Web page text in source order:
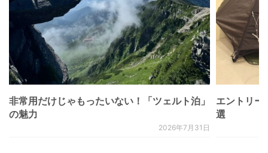
非常用だけじゃもったいない！「ツェルト泊」
の魅力
2026年7月31日
エントリー
選